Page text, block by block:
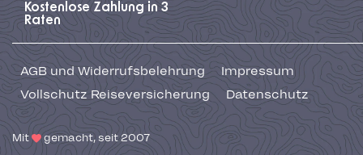
Kostenlose Zahlung in 3
Raten
AGB und Widerrufsbelehrung
Impressum
Vollschutz Reiseversicherung
Datenschutz
Mit gemacht, seit 2007